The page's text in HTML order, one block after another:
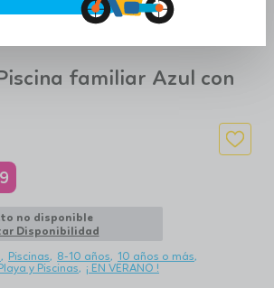
familiar Azul con
no disponible
Disponibilidad
Piscinas 8-10 años
10 años o más
y Piscinas ¡ EN VERANO !